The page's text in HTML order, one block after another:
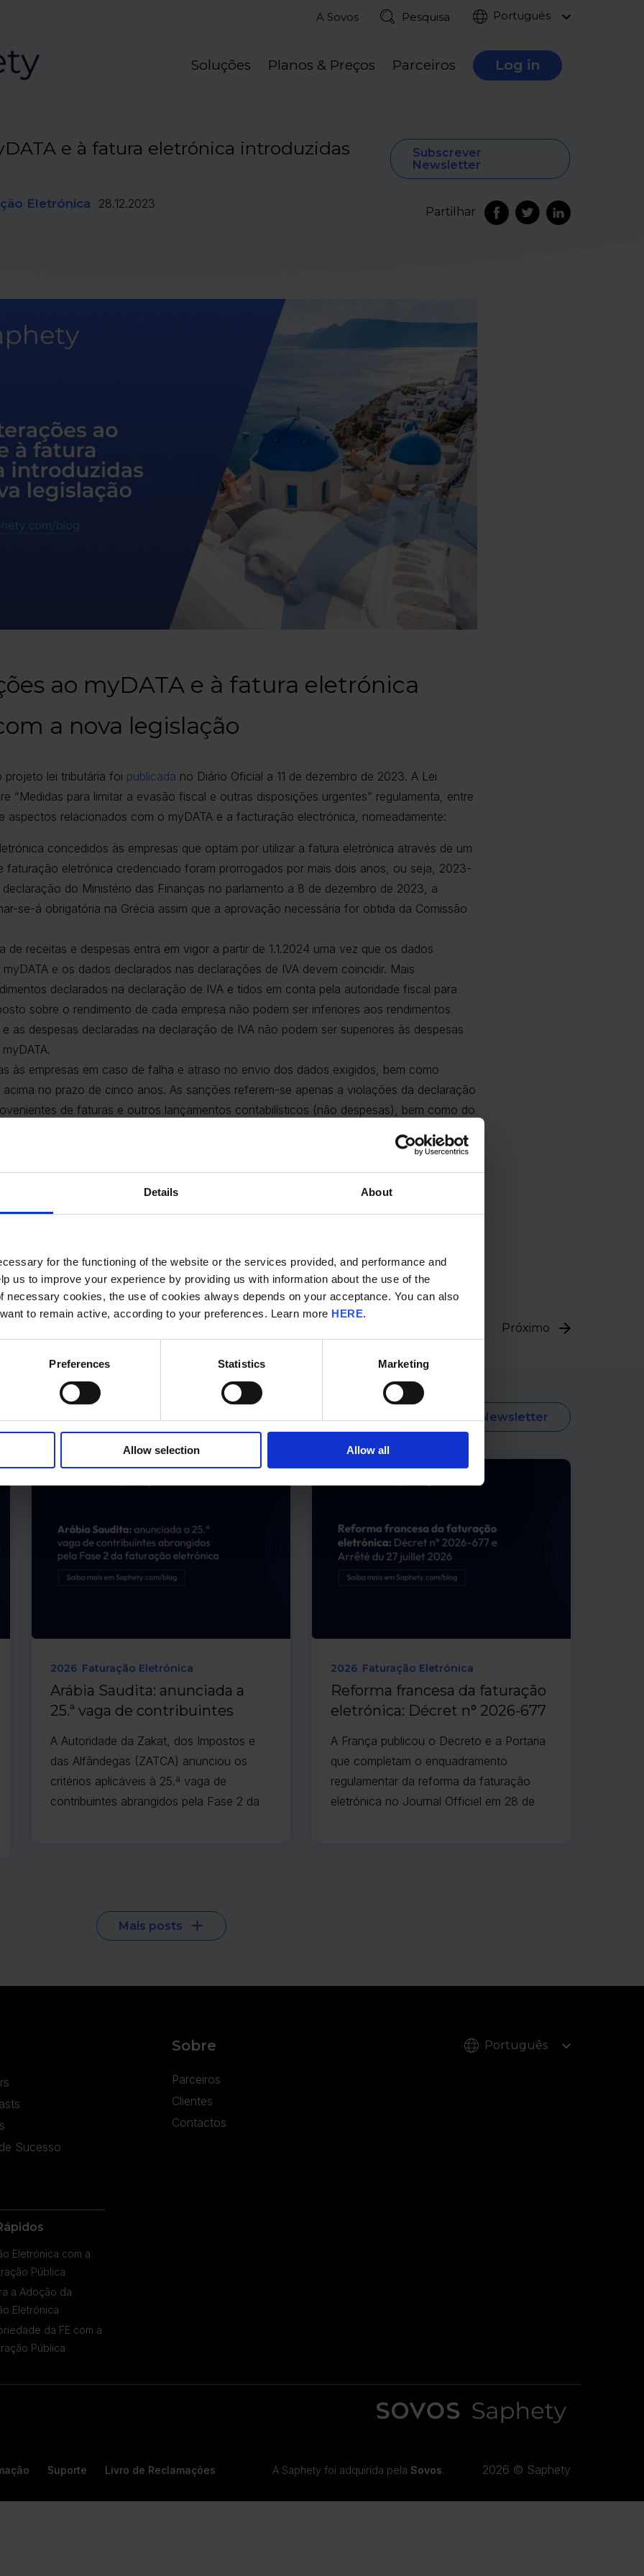
Details About
for the functioning of the website or the services provided, and performance and
us to improve your experience by providing us with information about the use of the
necessary cookies, the use of cookies always depends on your acceptance. You can also
to remain active, according to your preferences. Learn more HERE.
Preferences Statistics Marketing
Allow selection Allow all
Português
Pesquisa
A Sovos
Soluções Planos & Preços Parceiros Log in
e à fatura eletrónica introduzidas
Eletrónica 28.12.2023
Subscrever
Newsletter
Partilhar
ao myDATA e à fatura eletrónica
a nova legislação
lei tributária foi publicada no Diário Oficial a 11 de dezembro de 2023. A Lei
“Medidas para limitar a evasão fiscal e outras disposições urgentes” regulamenta, entre
aspectos relacionados com o myDATA e a facturação electrónica, nomeadamente:
concedidos às empresas que optam por utilizar a fatura eletrónica através de um
faturação eletrónica credenciado foram prorrogados por mais dois anos, ou seja, 2023-
do Ministério das Finanças no parlamento a 8 de dezembro de 2023, a
se-á obrigatória na Grécia assim que a aprovação necessária for obtida da Comissão
de receitas e despesas entra em vigor a partir de 1.1.2024 uma vez que os dados
e os dados declarados nas declarações de IVA devem coincidir. Mais
declarados na declaração de IVA e tidos em conta pela autoridade fiscal para
sobre o rendimento de cada empresa não podem ser inferiores aos rendimentos
as despesas declaradas na declaração de IVA não podem ser superiores às despesas
às empresas em caso de falha e atraso no envio dos dados exigidos, bem como
no prazo de cinco anos. As sanções referem-se apenas a violações da declaração
de faturas e outros lançamentos contabilísticos (não despesas), bem como do
Para mais informações, contacte-nos.
Próximo
Subscrever Newsletter
2026 Faturação Eletrónica
Arábia Saudita: anunciada a
25.ª vaga de contribuintes
faturação eletrónica
A Autoridade da Zakat, dos Impostos e
das Alfândegas (ZATCA) anunciou os
critérios aplicáveis à 25.ª vaga de
contribuintes abrangidos pela Fase 2 da
2026 Faturação Eletrónica
Reforma francesa da faturação
eletrónica: Décret n° 2026-677
A França publicou o Decreto e a Portaria
que completam o enquadramento
regulamentar da reforma da faturação
eletrónica no Journal Officiel em 28 de
Mais posts
Sucesso
Eletrónica com a
Pública
a Adoção da
Eletrónica
da FE com a
Pública
Sobre
Parceiros
Clientes
Contactos
Português
Suporte Livro de Reclamações A Saphety foi adquirida pela Sovos. 2026 © Saphety